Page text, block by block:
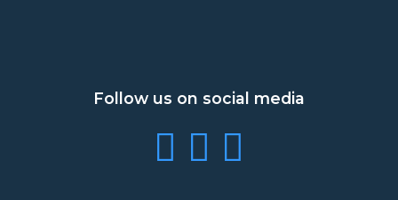
Follow us on social media